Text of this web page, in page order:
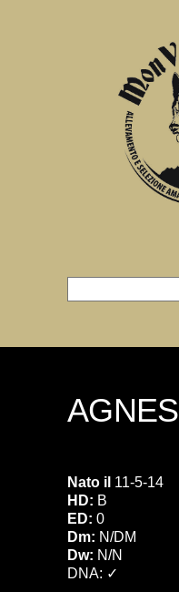
AGNES
Nato il 11-5-14
HD: B
ED: 0
Dm: N/DM
Dw: N/N
DNA: ✓